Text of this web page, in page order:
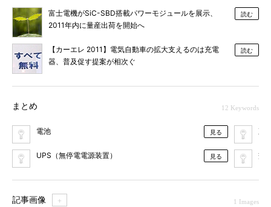
富士電機がSiC-SBD搭載パワーモジュールを展示、
2011年内に量産出荷を開始へ
読む
【カーエレ 2011】電気自動車の拡大支えるのは充電
器、普及促す提案が相次ぐ
読む
まとめ 12 Keywords
電池 見る
UPS（無停電電源装置） 見る
直
交
記事画像 ＋ 1 Images